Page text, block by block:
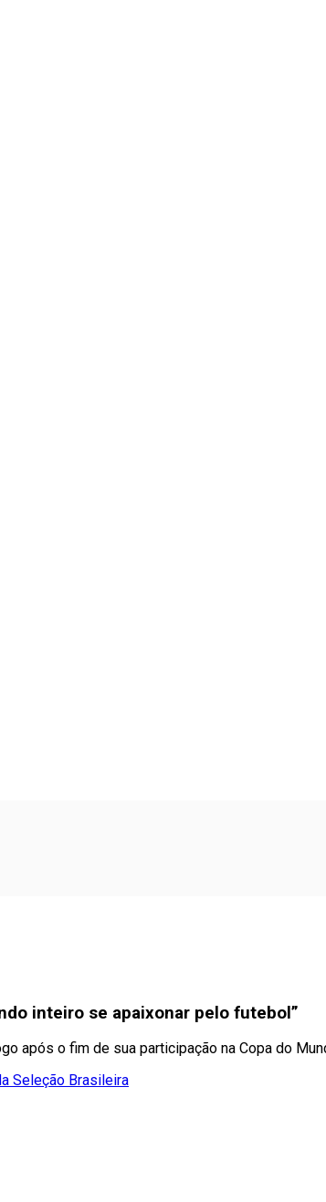
inteiro se apaixonar pelo futebol”
após o fim de sua participação na Copa do
Seleção Brasileira